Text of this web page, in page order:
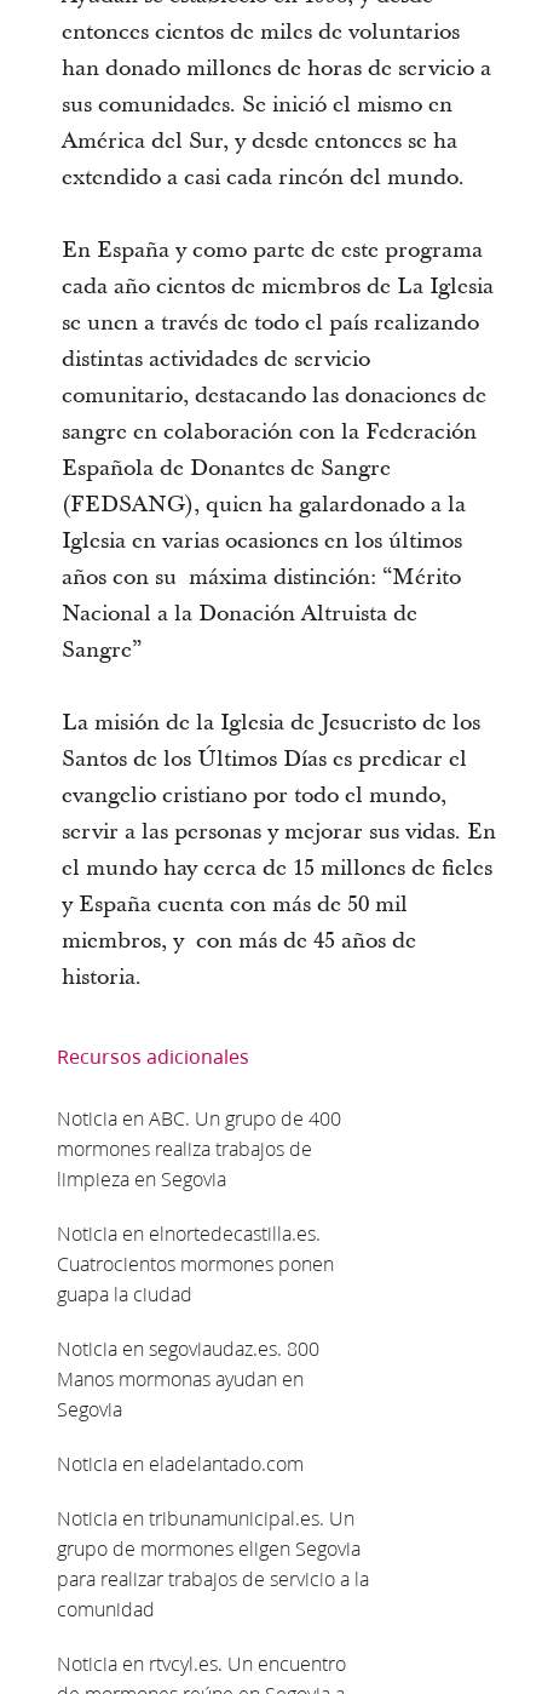
entonces cientos de miles de voluntarios
han donado millones de horas de servicio a
sus comunidades. Se inició el mismo en
América del Sur, y desde entonces se ha
extendido a casi cada rincón del mundo.
En España y como parte de este programa
cada año cientos de miembros de La Iglesia
se unen a través de todo el país realizando
distintas actividades de servicio
comunitario, destacando las donaciones de
sangre en colaboración con la Federación
Española de Donantes de Sangre
(FEDSANG), quien ha galardonado a la
Iglesia en varias ocasiones en los últimos
años con su máxima distinción: “Mérito
Nacional a la Donación Altruista de
Sangre”
La misión de la Iglesia de Jesucristo de los
Santos de los Últimos Días es predicar el
evangelio cristiano por todo el mundo,
servir a las personas y mejorar sus vidas. En
el mundo hay cerca de 15 millones de fieles
y España cuenta con más de 50 mil
miembros, y con más de 45 años de
historia.
Recursos adicionales
Noticia en ABC. Un grupo de 400
mormones realiza trabajos de
limpieza en Segovia
Noticia en elnortedecastilla.es.
Cuatrocientos mormones ponen
guapa la ciudad
Noticia en segoviaudaz.es. 800
Manos mormonas ayudan en
Segovia
Noticia en eladelantado.com
Noticia en tribunamunicipal.es. Un
grupo de mormones eligen Segovia
para realizar trabajos de servicio a la
comunidad
Noticia en rtvcyl.es. Un encuentro